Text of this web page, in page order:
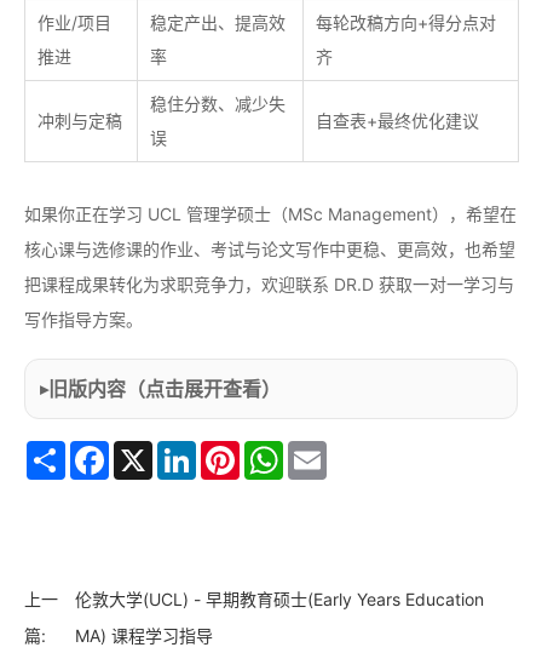
作业/项目
推进
稳定产出、提高效
率
每轮改稿方向+得分点对
齐
冲刺与定稿
稳住分数、减少失
误
自查表+最终优化建议
如果你正在学习 UCL 管理学硕士（MSc Management），希望在
核心课与选修课的作业、考试与论文写作中更稳、更高效，也希望
把课程成果转化为求职竞争力，欢迎联系 DR.D 获取一对一学习与
写作指导方案。
旧版内容（点击展开查看）
Share Facebook
X LinkedInPinterestWhatsApp
上一
篇:
伦敦大学(UCL) - 早期教育硕士(Early Years Education
MA) 课程学习指导